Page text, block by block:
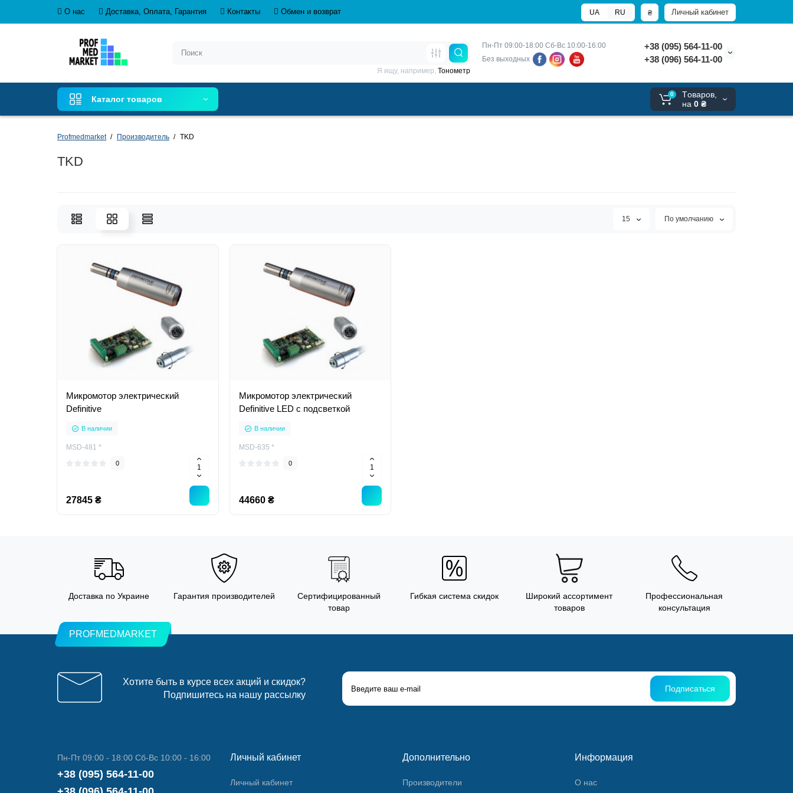
О нас Доставка, Оплата, Гарантия Контакты Обмен и возврат Личный кабинет
₴
UA RU
Пн-Пт 09:00-18:00 Сб-Вс 10:00-16:00
Без выходных
+38 (095) 564-11-00
+38 (096) 564-11-00
Я ищу, например, Тонометр
Каталог товаров
0
Tоваров,
на 0 ₴
Profmedmarket Производитель TKD
TKD
15 По умолчанию
Микромотор электрический
Definitive
В наличии
MSD-481 *
0
27845 ₴
Микромотор электрический
Definitive LED с подсветкой
В наличии
MSD-635 *
0
44660 ₴
Доставка по Украине Гарантия производителей
Сертифицированный
товар
Гибкая система скидок
Широкий ассортимент
товаров
Профессиональная
консультация
PROFMEDMARKET
Хотите быть в курсе всех акций и скидок?
Подпишитесь на нашу рассылку
Подписаться
Пн-Пт 09:00 - 18:00 Сб-Вс 10:00 - 16:00
+38 (095) 564-11-00
Личный кабинет
Личный кабинет
Дополнительно
Производители
Информация
О нас